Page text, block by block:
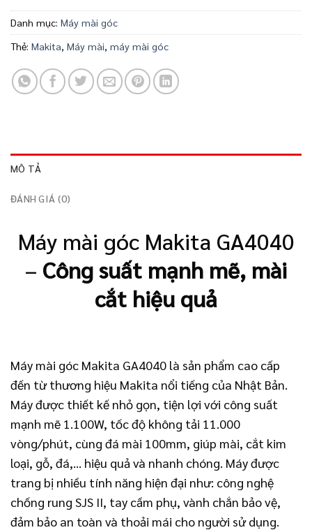
Danh mục: Máy mài góc
Thẻ: Makita, Máy mài, máy mài góc
MÔ TẢ
ĐÁNH GIÁ (0)
Máy mài góc Makita GA4040
– Công suất mạnh mẽ, mài
cắt hiệu quả
Máy mài góc Makita GA4040 là sản phẩm cao cấp
đến từ thương hiệu Makita nổi tiếng của Nhật Bản.
Máy được thiết kế nhỏ gọn, tiện lợi với công suất
mạnh mẽ 1.100W, tốc độ không tải 11.000
vòng/phút, cùng đá mài 100mm, giúp mài, cắt kim
loại, gỗ, đá,… hiệu quả và nhanh chóng. Máy được
trang bị nhiều tính năng hiện đại như: công nghệ
chống rung SJS II, tay cầm phụ, vành chắn bảo vệ,
đảm bảo an toàn và thoải mái cho người sử dụng.